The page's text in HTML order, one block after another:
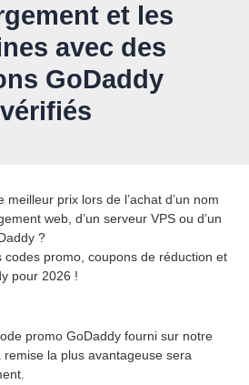
et les
avec des
GoDaddy
vérifiés
prix lors de l’achat d’un nom
web, d’un serveur VPS ou d’un
?
codes promo, coupons de réduction et
pour 2026 !
promo GoDaddy fourni sur notre
la plus avantageuse sera